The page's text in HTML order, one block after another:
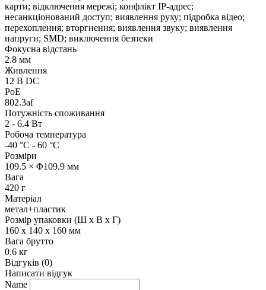
карти; відключення мережі; конфлікт IP-адрес;
несанкціонований доступ; виявлення руху; підробка відео;
перехоплення; вторгнення; виявлення звуку; виявлення
напруги; SMD; виключення безпеки
Фокусна відстань
2.8 мм
Живлення
12 В DC
PoE
802.3af
Потужність споживання
2 - 6.4 Вт
Робоча температура
-40 °C - 60 °C
Розміри
109.5 × Φ109.9 мм
Вага
420 г
Матеріал
метал+пластик
Розмір упаковки (Ш х В х Г)
160 x 140 x 160 мм
Вага брутто
0.6 кг
Відгуків (0)
Написати відгук
Name